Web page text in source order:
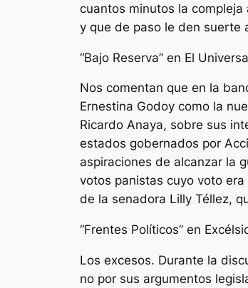
cuantos minutos la
y que de paso le den suerte
“Bajo Reserva” en El
Nos comentan que en la
Ernestina Godoy como la
Ricardo Anaya, sobre sus
estados gobernados por
aspiraciones de alcanzar la
votos panistas cuyo voto
de la senadora Lilly Téllez,
“Frentes Políticos” en
Los excesos. Durante la
no por sus argumentos